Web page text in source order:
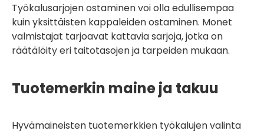
Työkalusarjojen ostaminen voi olla edullisempaa
kuin yksittäisten kappaleiden ostaminen. Monet
valmistajat tarjoavat kattavia sarjoja, jotka on
räätälöity eri taitotasojen ja tarpeiden mukaan.
Tuotemerkin maine ja takuu
Hyvämaineisten tuotemerkkien työkalujen valinta